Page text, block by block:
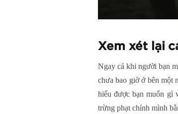
Xem xét lại
Ngay cả khi người bạn
chưa bao giờ ở bên một
hiểu được bạn muốn gì
trừng phạt chính mình